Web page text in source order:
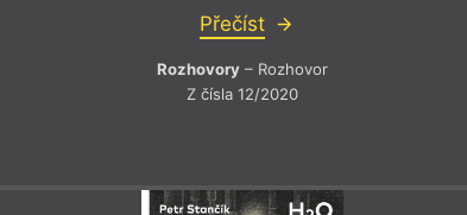
Přečíst
Rozhovory– Rozhovor
Z čísla 12/2020